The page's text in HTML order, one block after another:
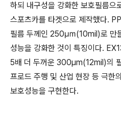
하되 내구성을 강화한 보호필름으
스포츠카를 타겟으로 제작했다.
필름 두께인 250㎛(10mil)로 만
성능을 강화한 것이 특징이다.
5배 더 두꺼운 300μm(12mil)의
프로드 주행 및 산업 현장 등 극한
보호성능을 구현한다.